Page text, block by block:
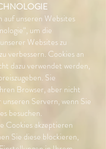
auf unseren Websites
um die
Websites zu
verbessern. Cookies an
dazu verwendet werden,
Sie
Browser, aber nicht
unseren Servern, wenn Sie
besuchen.
Cookies akzeptieren
Sie diese blockieren,